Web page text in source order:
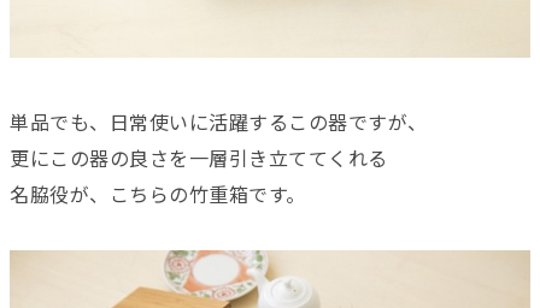
単品でも、日常使いに活躍するこの器ですが、
更にこの器の良さを一層引き立ててくれる
名脇役が、こちらの竹重箱です。